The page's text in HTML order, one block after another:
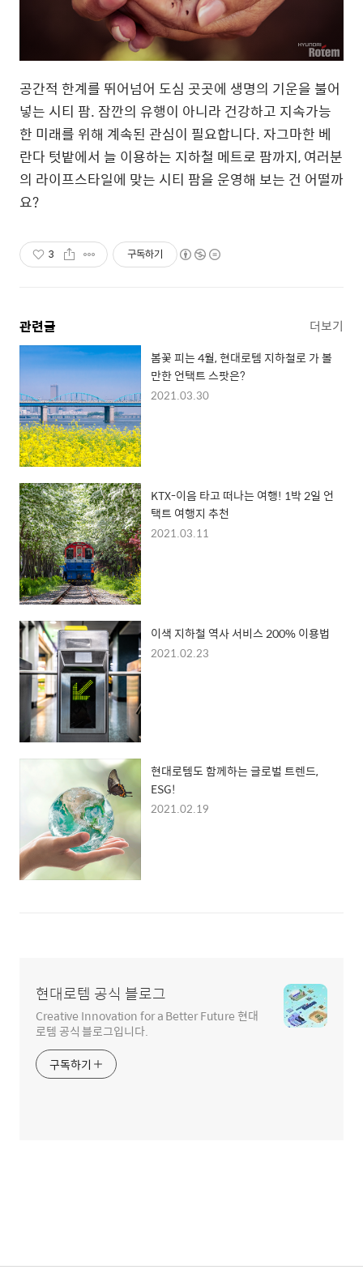
공간적 한계를 뛰어넘어 도심 곳곳에 생명의 기운을 불어
넣는 시티 팜. 잠깐의 유행이 아니라 건강하고 지속가능
한 미래를 위해 계속된 관심이 필요합니다. 자그마한 베
란다 텃밭에서 늘 이용하는 지하철 메트로 팜까지, 여러분
의 라이프스타일에 맞는 시티 팜을 운영해 보는 건 어떨까
요?
3 구독하기
관련글 더보기
봄꽃 피는 4월, 현대로템 지하철로 가 볼
만한 언택트 스팟은?
2021.03.30
KTX-이음 타고 떠나는 여행! 1박 2일 언
택트 여행지 추천
2021.03.11
이색 지하철 역사 서비스 200% 이용법
2021.02.23
현대로템도 함께하는 글로벌 트렌드,
ESG!
2021.02.19
현대로템 공식 블로그
Creative Innovation for a Better Future 현대
로템 공식 블로그입니다.
구독하기